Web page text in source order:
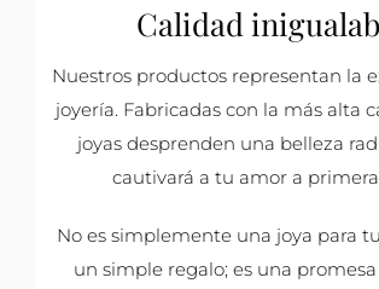
Calidad
Nuestros productos representan la
joyería. Fabricadas con la más alta
joyas desprenden una belleza
cautivará a tu amor a
No es simplemente una joya para
un simple regalo; es una